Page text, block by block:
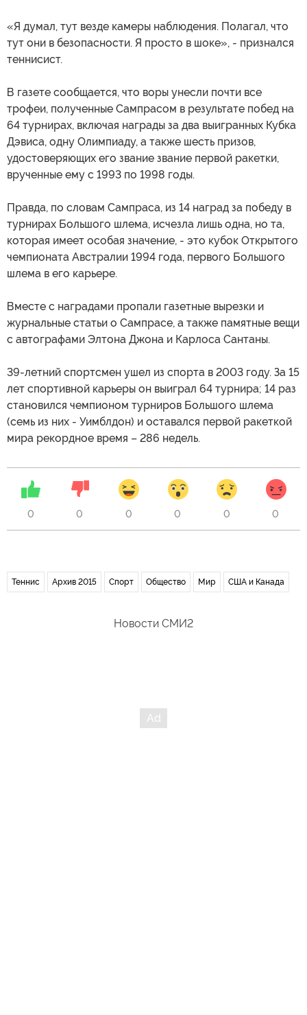
«Я думал, тут везде камеры наблюдения. Полагал, что
тут они в безопасности. Я просто в шоке», - признался
теннисист.
В газете сообщается, что воры унесли почти все
трофеи, полученные Сампрасом в результате побед на
64 турнирах, включая награды за два выигранных Кубка
Дэвиса, одну Олимпиаду, а также шесть призов,
удостоверяющих его звание звание первой ракетки,
врученные ему с 1993 по 1998 годы.
Правда, по словам Сампраса, из 14 наград за победу в
турнирах Большого шлема, исчезла лишь одна, но та,
которая имеет особая значение, - это кубок Открытого
чемпионата Австралии 1994 года, первого Большого
шлема в его карьере.
Вместе с наградами пропали газетные вырезки и
журнальные статьи о Сампрасе, а также памятные вещи
с автографами Элтона Джона и Карлоса Сантаны.
39-летний спортсмен ушел из спорта в 2003 году. За 15
лет спортивной карьеры он выиграл 64 турнира; 14 раз
становился чемпионом турниров Большого шлема
(семь из них - Уимблдон) и оставался первой ракеткой
мира рекордное время – 286 недель.
0 0 0 0 0 0
Теннис Архив 2015 Спорт Общество Мир США и Канада
Новости СМИ2